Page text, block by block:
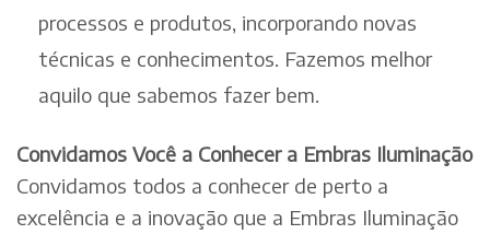
processos e produtos, incorporando novas
técnicas e conhecimentos. Fazemos melhor
aquilo que sabemos fazer bem.
Convidamos Você a Conhecer a Embras Iluminação
Convidamos todos a conhecer de perto a
excelência e a inovação que a Embras Iluminação